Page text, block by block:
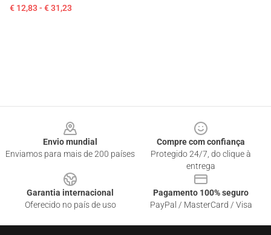
€ 12,83 - € 31,23
Envio mundial
Enviamos para mais de 200 países
Compre com confiança
Protegido 24/7, do clique à
entrega
Garantia internacional
Oferecido no país de uso
Pagamento 100% seguro
PayPal / MasterCard / Visa